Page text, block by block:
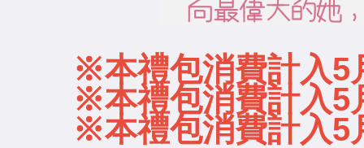
※本禮包消費計入5
※本禮包消費計入5
※本禮包消費計入5